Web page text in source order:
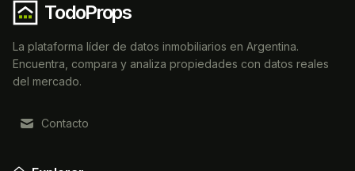
TodoProps
La plataforma líder de datos inmobiliarios en Argentina.
Encuentra, compara y analiza propiedades con datos reales
del mercado.
Contacto